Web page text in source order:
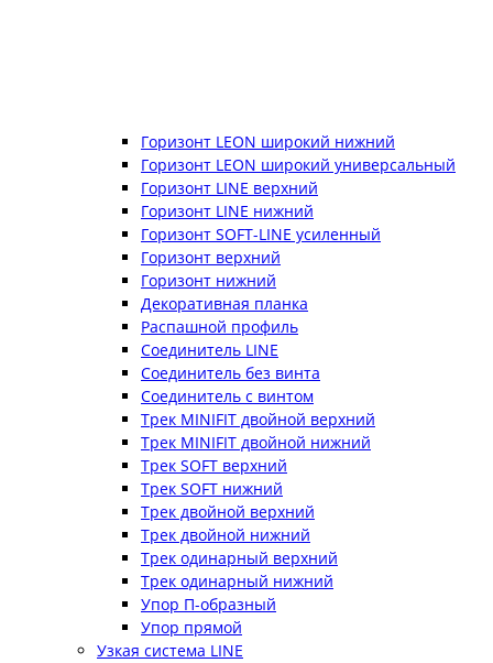
Горизонт LEON широкий нижний
Горизонт LEON широкий универсальный
Горизонт LINE верхний
Горизонт LINE нижний
Горизонт SOFT-LINE усиленный
Горизонт верхний
Горизонт нижний
Декоративная планка
Распашной профиль
Соединитель LINE
Соединитель без винта
Соединитель с винтом
Трек MINIFIT двойной верхний
Трек MINIFIT двойной нижний
Трек SOFT верхний
Трек SOFT нижний
Трек двойной верхний
Трек двойной нижний
Трек одинарный верхний
Трек одинарный нижний
Упор П-образный
Упор прямой
Узкая система LINE